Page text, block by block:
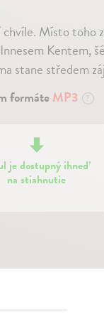
Místo toho
Kentem,
stane středem
formáteMP3 ?
je dostupný ihneď
na stiahnutie